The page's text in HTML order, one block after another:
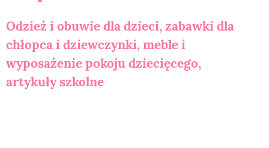
Odzież i obuwie dla dzieci, zabawki dla
chłopca i dziewczynki, meble i
wyposażenie pokoju dziecięcego,
artykuły szkolne